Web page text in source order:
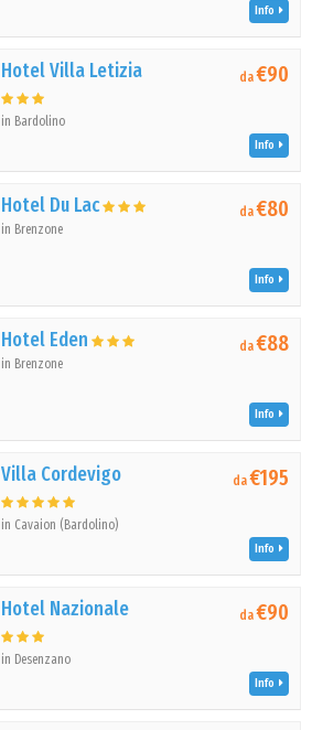
Info
Hotel Villa Letizia
in Bardolino
da€90
Info
Hotel Du Lac
in Brenzone
da€80
Info
Hotel Eden
in Brenzone
da€88
Info
Villa Cordevigo
in Cavaion (Bardolino)
da€195
Info
Hotel Nazionale
in Desenzano
da€90
Info